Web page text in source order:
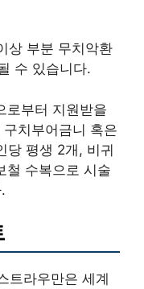
상 부분 무치악환
수 있습니다.
로부터 지원받을
치부어금니 혹은
당 평생 2개, 비귀
철 수복으로 시술
트라우만은 세계